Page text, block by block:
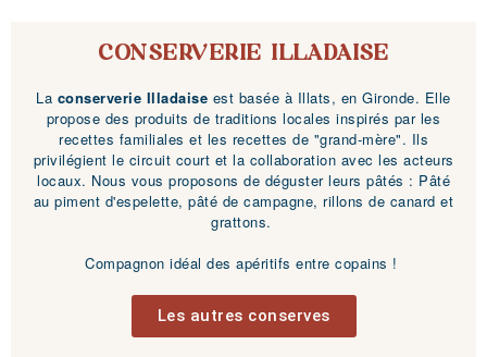
CONSERVERIE ILLADAISE
La conserverie Illadaise est basée à Illats, en Gironde. Elle
propose des produits de traditions locales inspirés par les
recettes familiales et les recettes de "grand-mère". Ils
privilégient le circuit court et la collaboration avec les acteurs
locaux. Nous vous proposons de déguster leurs pâtés : Pâté
au piment d'espelette, pâté de campagne, rillons de canard et
grattons.
Compagnon idéal des apéritifs entre copains !
Les autres conserves